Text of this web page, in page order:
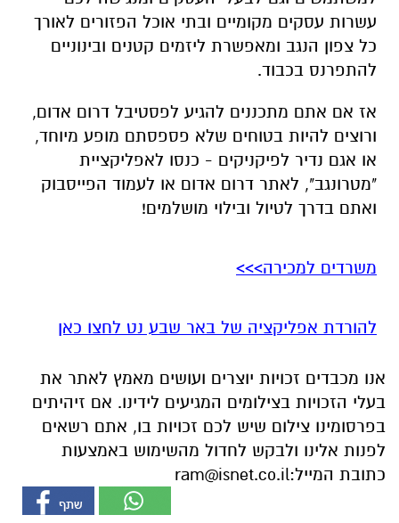
עשרות עסקים מקומיים ובתי אוכל הפזורים לאורך
כל צפון הנגב ומאפשרת ליזמים קטנים ובינוניים
להתפרנס בכבוד.
אז אם אתם מתכננים להגיע לפסטיבל דרום אדום,
ורוצים להיות בטוחים שלא פספסתם מופע מיוחד,
או אגם נדיר לפיקניקים - כנסו לאפליקציית
"מטרונגב", לאתר דרום אדום או לעמוד הפייסבוק
ואתם בדרך לטיול ובילוי מושלמים!
משרדים למכירה>>>
להורדת אפליקציה של באר שבע נט לחצו כאן
אנו מכבדים זכויות יוצרים ועושים מאמץ לאתר את
בעלי הזכויות בצילומים המגיעים לידינו. אם זיהיתים
בפרסומינו צילום שיש לכם זכויות בו, אתם רשאים
לפנות אלינו ולבקש לחדול מהשימוש באמצעות
כתובת המייל:ram@isnet.co.il